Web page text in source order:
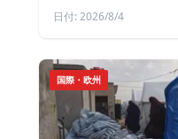
日付: 2026/8/4
国際・欧州